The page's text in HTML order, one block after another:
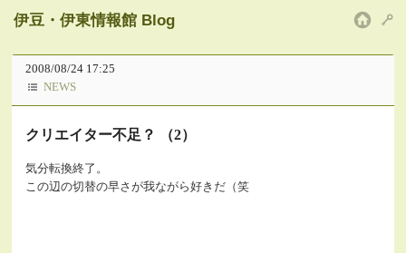
伊豆・伊東情報館 Blog
2008/08/24 17:25
NEWS
クリエイター不足？ （2）
気分転換終了。
この辺の切替の早さが我ながら好きだ（笑